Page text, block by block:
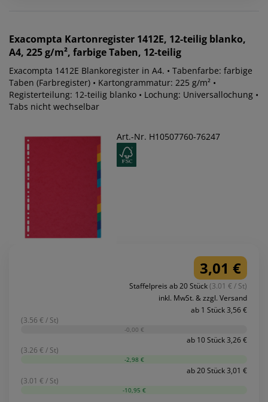
Exacompta Kartonregister 1412E, 12-teilig blanko,
A4, 225 g/m², farbige Taben, 12-teilig
Exacompta 1412E Blankoregister in A4. • Tabenfarbe: farbige
Taben (Farbregister) • Kartongrammatur: 225 g/m² •
Registerteilung: 12-teilig blanko • Lochung: Universallochung •
Tabs nicht wechselbar
Art.-Nr. H10507760-76247
3,01 €
Staffelpreis ab 20 Stück(3.01 € / St)
inkl. MwSt. & zzgl. Versand
ab 1 Stück 3,56 €
(3.56 € / St)
-0,00 €
ab 10 Stück 3,26 €
(3.26 € / St)
-2,98 €
ab 20 Stück 3,01 €
(3.01 € / St)
-10,95 €